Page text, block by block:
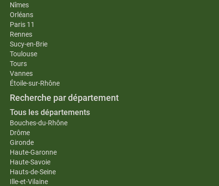
Nîmes
Orléans
Paris 11
Rennes
Sucy-en-Brie
Toulouse
Tours
Vannes
Étoile-sur-Rhône
Recherche par département
Tous les départements
Bouches-du-Rhône
Drôme
Gironde
Haute-Garonne
Haute-Savoie
Hauts-de-Seine
Ille-et-Vilaine